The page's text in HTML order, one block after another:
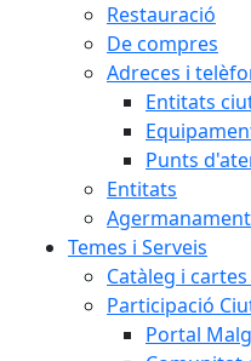
Restauració
De compres
Adreces i
Entitats
Punts
Entitats
Temes i Serveis
Catàleg i
Participació
Portal